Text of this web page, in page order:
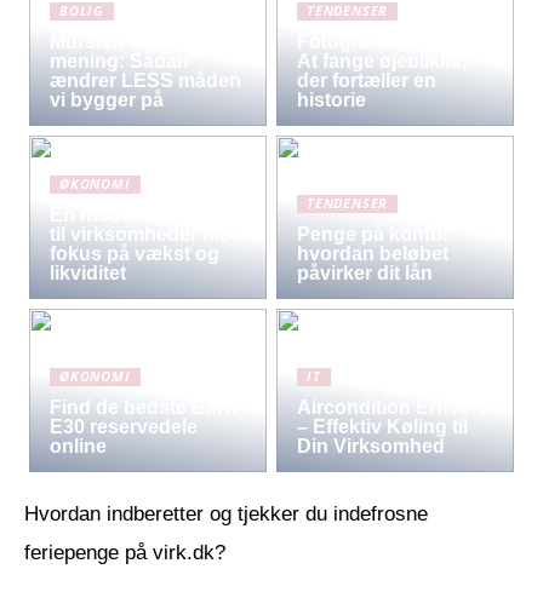
BOLIG
mening: Sådan
ændrer LESS måden
vi bygger på
TENDENSER
At fange øjeblikke,
der fortæller en
historie
ØKONOMI
til virksomheder med
fokus på vækst og
likviditet
TENDENSER
Penge på konto:
hvordan beløbet
påvirker dit lån
ØKONOMI
Find de bedste BMW
E30 reservedele
online
IT
Aircondition Erhverv
– Effektiv Køling til
Din Virksomhed
Hvordan indberetter og tjekker du indefrosne
feriepenge på virk.dk?